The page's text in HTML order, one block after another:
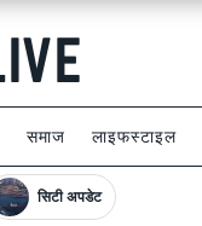
समाज लाइफस्टाइल
सिटी अपडेट